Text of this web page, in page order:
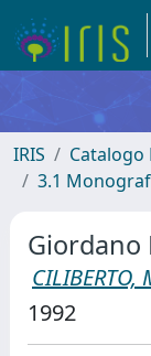
IRIS Catalogo
3.1
Giordano
CILIBERTO,
1992